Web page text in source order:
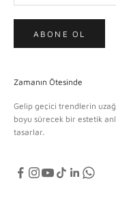
ABONE OL
Zamanın Ötesinde
Gelip geçici trendlerin
boyu sürecek bir estetik
tasarlar.